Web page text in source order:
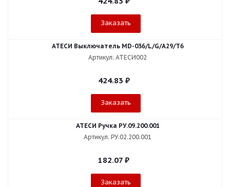
Заказать
АТЕСИ Выключатель МD-036/L/G/А29/Т6
Артикул: АТЕСИ002
424.83 ₽
Заказать
АТЕСИ Ручка РУ.09.200.001
Артикул: РУ.02.200.001
182.07 ₽
Заказать